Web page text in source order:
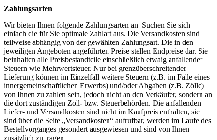
Zahlungsarten
Wir bieten Ihnen folgende Zahlungsarten an. Suchen Sie sich
einfach die für Sie optimale Zahlart aus. Die Versandkosten sind
teilweise abhängig von der gewählten Zahlungsart. Die in den
jeweiligen Angeboten angeführten Preise stellen Endpreise dar. Sie
beinhalten alle Preisbestandteile einschließlich etwaig anfallender
Steuern wie Mehrwertsteuer. Nur bei grenzüberschreitender
Lieferung können im Einzelfall weitere Steuern (z.B. im Falle eines
innergemeinschaftlichen Erwerbs) und/oder Abgaben (z.B. Zölle)
von Ihnen zu zahlen sein, jedoch nicht an den Verkäufer, sondern an
die dort zuständigen Zoll- bzw. Steuerbehörden. Die anfallenden
Liefer- und Versandkosten sind nicht im Kaufpreis enthalten, sie
sind über die Seite „Versandkosten“ aufrufbar, werden im Laufe des
Bestellvorganges gesondert ausgewiesen und sind von Ihnen
zusätzlich zu tragen.